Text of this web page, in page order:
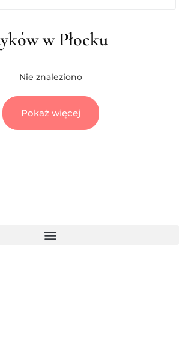
w Płocku
Nie znaleziono
Pokaż więcej